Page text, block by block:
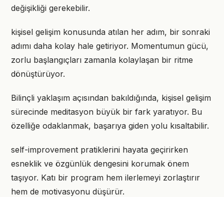
değişikliği gerekebilir.
kişisel gelişim konusunda atılan her adım, bir sonraki
adımı daha kolay hale getiriyor. Momentumun gücü,
zorlu başlangıçları zamanla kolaylaşan bir ritme
dönüştürüyor.
Bilinçli yaklaşım açısından bakıldığında, kişisel gelişim
sürecinde meditasyon büyük bir fark yaratıyor. Bu
özelliğe odaklanmak, başarıya giden yolu kısaltabilir.
self-improvement pratiklerini hayata geçirirken
esneklik ve özgünlük dengesini korumak önem
taşıyor. Katı bir program hem ilerlemeyi zorlaştırır
hem de motivasyonu düşürür.